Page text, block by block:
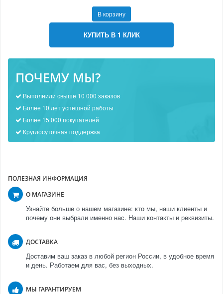
В корзину
КУПИТЬ В 1 КЛИК
ПОЧЕМУ МЫ?
Выполнили свыше 10 000 заказов
Более 10 лет успешной работы
Более 15 000 покупателей
Круглосуточная поддержка
ПОЛЕЗНАЯ ИНФОРМАЦИЯ
О МАГАЗИНЕ
Узнайте больше о нашем магазине: кто мы, наши клиенты и
почему они выбрали именно нас. Наши контакты и реквизиты.
ДОСТАВКА
Доставим ваш заказ в любой регион России, в удобное время
и день. Работаем для вас, без выходных.
МЫ ГАРАНТИРУЕМ